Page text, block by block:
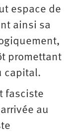
espace de
ainsi sa
promettant
capital.
fasciste
au